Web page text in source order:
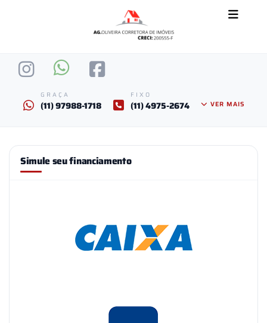
GRAÇA
(11) 97988-1718
FIXO
(11) 4975-2674 VER MAIS
Simule seu financiamento